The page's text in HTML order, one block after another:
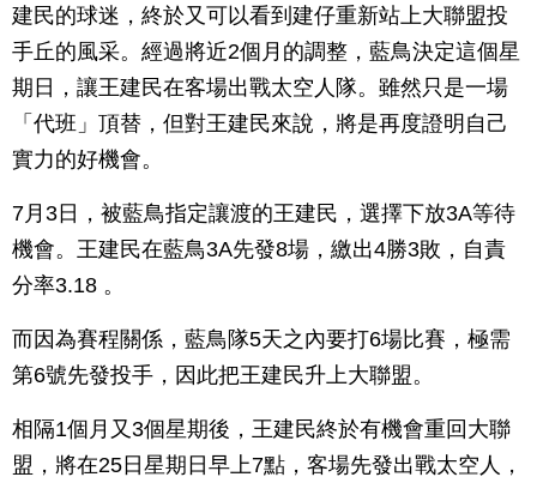
建民的球迷，終於又可以看到建仔重新站上大聯盟投
手丘的風采。經過將近2個月的調整，藍鳥決定這個星
期日，讓王建民在客場出戰太空人隊。雖然只是一場
「代班」頂替，但對王建民來說，將是再度證明自己
實力的好機會。
7月3日，被藍鳥指定讓渡的王建民，選擇下放3A等待
機會。王建民在藍鳥3A先發8場，繳出4勝3敗，自責
分率3.18 。
而因為賽程關係，藍鳥隊5天之內要打6場比賽，極需
第6號先發投手，因此把王建民升上大聯盟。
相隔1個月又3個星期後，王建民終於有機會重回大聯
盟，將在25日星期日早上7點，客場先發出戰太空人，